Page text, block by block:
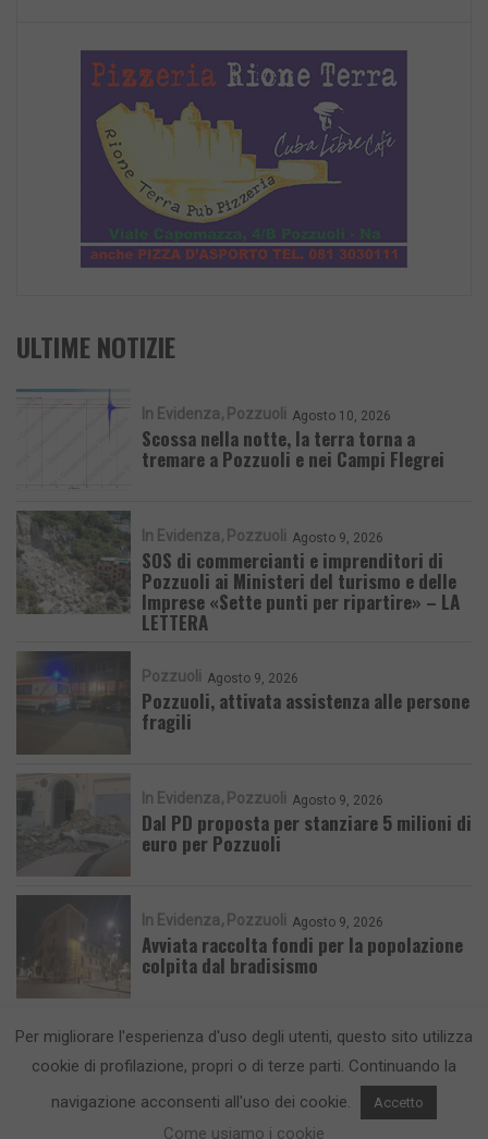
ULTIME NOTIZIE
In Evidenza Pozzuoli Agosto 10, 2026
Scossa nella notte, la terra torna a
tremare a Pozzuoli e nei Campi Flegrei
In Evidenza Pozzuoli Agosto 9, 2026
SOS di commercianti e imprenditori di
Pozzuoli ai Ministeri del turismo e delle
Imprese «Sette punti per ripartire» – LA
LETTERA
Pozzuoli Agosto 9, 2026
Pozzuoli, attivata assistenza alle persone
fragili
In Evidenza Pozzuoli Agosto 9, 2026
Dal PD proposta per stanziare 5 milioni di
euro per Pozzuoli
In Evidenza Pozzuoli Agosto 9, 2026
Avviata raccolta fondi per la popolazione
colpita dal bradisismo
CronacaFlegrea testata giornalistica - aut. Tribunale di Napoli n. 34 del
23/05/2012.Info e Contatti
Per migliorare l'esperienza d'uso degli utenti, questo sito utilizza
cookie di profilazione, propri o di terze parti. Continuando la
navigazione acconsenti all'uso dei cookie.
Accetto
Come usiamo i cookie